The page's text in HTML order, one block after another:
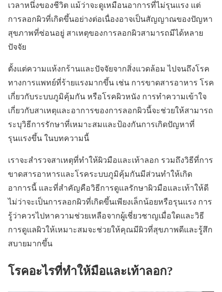
เวลาหนึ่งของชีวิต แม้ว่าจะดูเหมือนอาการที่ไม่รุนแรง แต่
การลอกผิวที่เกิดขึ้นอย่างต่อเนื่องอาจเป็นสัญญาณของปัญหา
สุขภาพที่ซ่อนอยู่ สาเหตุของการลอกผิวสามารถมีได้หลาย
ปัจจัย
ตั้งแต่ความแห้งกร้านและปัจจัยจากสิ่งแวดล้อม ไปจนถึงโรค
ทางการแพทย์ที่ร้ายแรงมากขึ้น เช่น การขาดสารอาหาร โรค
เกี่ยวกับระบบภูมิคุ้มกัน หรือโรคผิวหนัง การทำความเข้าใจ
เกี่ยวกับสาเหตุและอาการของการลอกผิวนี้จะช่วยให้สามารถ
ระบุวิธีการรักษาที่เหมาะสมและป้องกันการเกิดปัญหาที่
รุนแรงขึ้น ในบทความนี้
เราจะสำรวจสาเหตุที่ทำให้ผิวมือและเท้าลอก รวมถึงวิธีที่การ
ขาดสารอาหารและโรคระบบภูมิคุ้มกันมีส่วนทำให้เกิด
อาการนี้ และที่สำคัญคือวิธีการดูแลรักษาผิวมือและเท้าให้ดี
ไม่ว่าจะเป็นการลอกผิวที่เกิดขึ้นเพียงเล็กน้อยหรือรุนแรง การ
รู้ว่าควรไปหาความช่วยเหลือจากผู้เชี่ยวชาญเมื่อใดและวิธี
การดูแลผิวให้เหมาะสมจะช่วยให้คุณมีผิวที่สุขภาพดีและรู้สึก
สบายมากขึ้น
โรคอะไรที่ทำให้มือและเท้าลอก?